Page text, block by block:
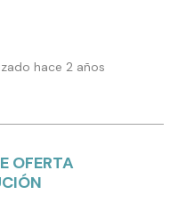
hace 2 años
OFERTA